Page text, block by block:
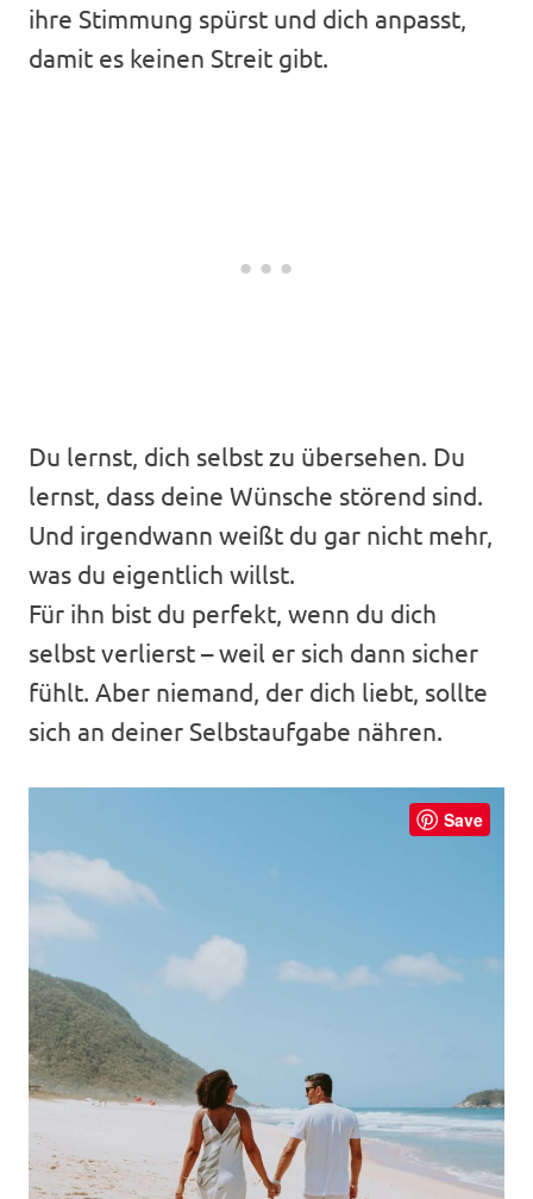
ihre Stimmung spürst und dich anpasst,
damit es keinen Streit gibt.
Du lernst, dich selbst zu übersehen. Du
lernst, dass deine Wünsche störend sind.
Und irgendwann weißt du gar nicht mehr,
was du eigentlich willst.
Für ihn bist du perfekt, wenn du dich
selbst verlierst – weil er sich dann sicher
fühlt. Aber niemand, der dich liebt, sollte
sich an deiner Selbstaufgabe nähren.
Save